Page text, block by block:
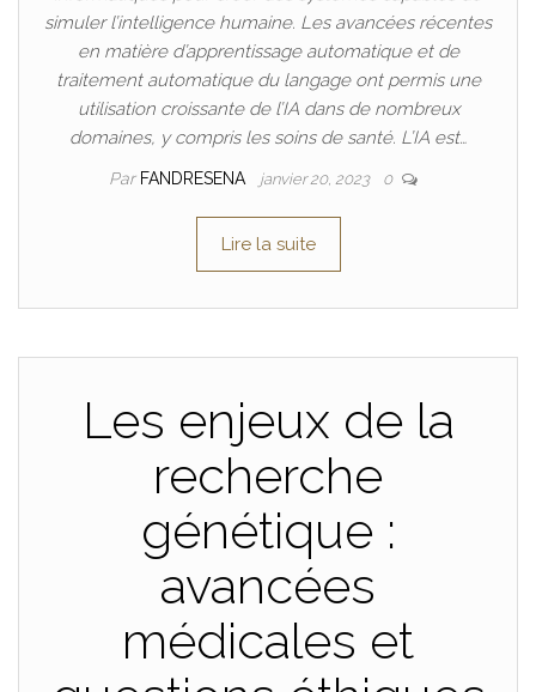
simuler l’intelligence humaine. Les avancées récentes
en matière d’apprentissage automatique et de
traitement automatique du langage ont permis une
utilisation croissante de l’IA dans de nombreux
domaines, y compris les soins de santé. L’IA est…
Par FANDRESENA janvier 20, 2023 0
Lire la suite
Les enjeux de la
recherche
génétique :
avancées
médicales et